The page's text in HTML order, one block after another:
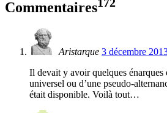
Commentaires
Aristarque 3 décembre
Il devait y avoir quelques énarques
universel ou d’une pseudo-
était disponible. Voilà tout…